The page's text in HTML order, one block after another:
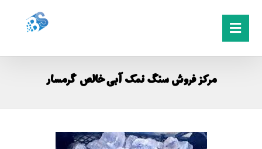
مرکز فروش سنگ نمک آبی خالص گرمسار